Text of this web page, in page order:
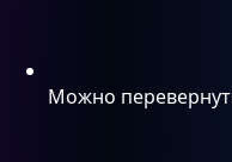
Можно